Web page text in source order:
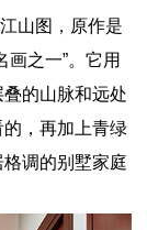
山图，原作是
之一”。它用
的山脉和远处
，再加上青绿
调的别墅家庭